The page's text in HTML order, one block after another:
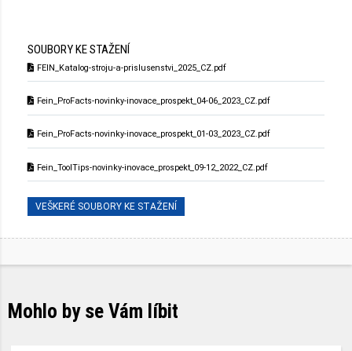
SOUBORY KE STAŽENÍ
FEIN_Katalog-stroju-a-prislusenstvi_2025_CZ.pdf
Fein_ProFacts-novinky-inovace_prospekt_04-06_2023_CZ.pdf
Fein_ProFacts-novinky-inovace_prospekt_01-03_2023_CZ.pdf
Fein_ToolTips-novinky-inovace_prospekt_09-12_2022_CZ.pdf
VEŠKERÉ SOUBORY KE STAŽENÍ
Mohlo by se Vám líbit